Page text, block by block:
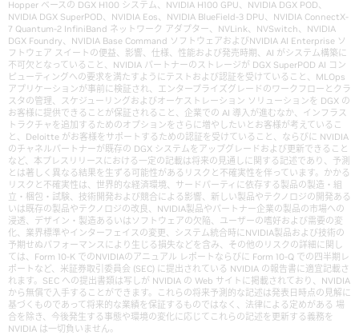
Hopper ベースの DGX H100 システム、NVIDIA H100 GPU、NVIDIA DGX POD、
NVIDIA DGX SuperPOD、NVIDIA Eos、NVIDIA BlueField-3 DPU、NVIDIA ConnectX-
7 Quantum-2 InfiniBand ネットワーク アダプター、NVLink、NVSwitch、NVIDIA
DGX Foundry、NVIDIA Base Command ソフトウェアおよびNVIDIA AI Enterprise ソ
フトウェア スイートの便益、影響、仕様、性能および発売時期、AI がシステム構築に
不可欠となっていること、NVIDIA パートナーのストレージが DGX SuperPOD AI コン
ピューティングへの要求を満たすようにテストおよび認証を受けていること、MLOps
アプリケーションが事前に検証され、エンタープライズグレードのワークフローとクラ
スタの管理、スケジューリングおよびオーケストレーション ソリューションを DGX の
お客様に提供できることが保証されること、企業での AI 導入が進むなか、インフラス
トラクチャを追加するためのオプションをさらに増やしたいとお客様が考えているこ
と、Deloitte がお客様をサポートするための認証を受けていること、ならびに NVIDIA
のチャネルパートナーが既存の DGX システムをアップグレードおよび更新できること
など、本プレスリリースにおける一定の記載は将来の見通しに関する記述であり、予測
とは著しく異なる結果を生ずる可能性があるリスクと不確実性を伴っています。かかる
リスクと不確実性は、世界的な経済環境、サードパーティに依存する製品の製造・組
立・梱包・試験、技術開発および競合による影響、新しい製品やテクノロジの開発ある
いは既存の製品やテクノロジの改良、NVIDIA製品やパートナー企業の製品の市場への
浸透、デザイン・製造あるいはソフトウェアの欠陥、ユーザーの嗜好および需要の変
化、業界標準やインターフェイスの変更、システム統合時にNVIDIA製品および技術の
予期せぬパフォーマンスにより生じる損失などを含み、その他のリスクの詳細に関し
ては、Form 10-K でのNVIDIAのアニュアル レポートならびに Form 10-Q での四半期レ
ポートなど、米証券取引委員会 (SEC) に提出されている NVIDIA の報告書に適宜記載さ
れます。SEC への提出書類は写しが NVIDIA の Web サイトに掲載されており、NVIDIA
から無償で入手することができます。これらの将来予測的な記述は発表日時点の見解に
基づくものであって将来的な業績を保証するものではなく、法律による定めがある 場
合を除き、今後発生する事態や環境の変化に応じてこれらの記述を更新する義務を
NVIDIA は一切負いません。